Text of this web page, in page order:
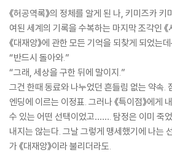
《허공역록》의 정체를 알게 된 나, 키미즈카
여된 세계의 기록을 수복하는 마지막 조각인 《
《대재앙》에 관한 모든 기억을 되찾게 되었는
“반드시 돌아와.”
“그래, 세상을 구한 뒤에 말이지.”
그건 한때 동료와 나누었던 흔들림 없는 약속.
엔딩에 이르는 이정표. 그러나 《특이점》에게
수 있는 어떤 선택이었고……. 탐정은 이미 죽
내지는 않는다. 그날 그렇게 맹세했기에 나는
가 《대재앙》이라 불리더라도.